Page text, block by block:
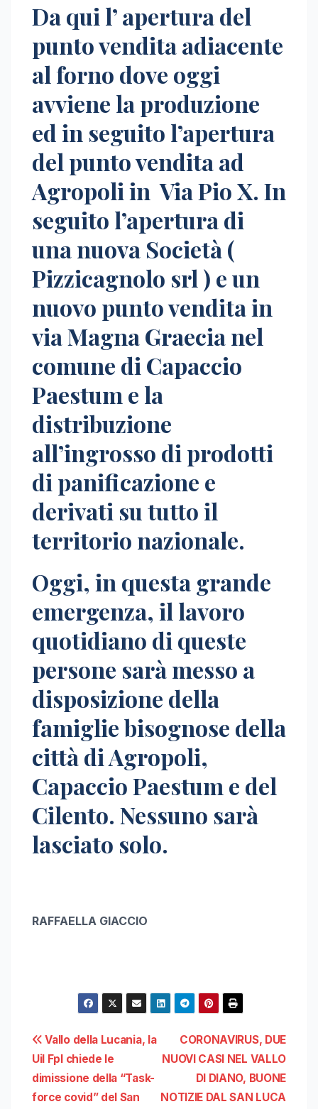
Da qui l’ apertura del
punto vendita adiacente
al forno dove oggi
avviene la produzione
ed in seguito l’apertura
del punto vendita ad
Agropoli in Via Pio X. In
seguito l’apertura di
una nuova Società (
Pizzicagnolo srl ) e un
nuovo punto vendita in
via Magna Graecia nel
comune di Capaccio
Paestum e la
distribuzione
all’ingrosso di prodotti
di panificazione e
derivati su tutto il
territorio nazionale.
Oggi, in questa grande
emergenza, il lavoro
quotidiano di queste
persone sarà messo a
disposizione della
famiglie bisognose della
città di Agropoli,
Capaccio Paestum e del
Cilento. Nessuno sarà
lasciato solo.
RAFFAELLA GIACCIO
Navigazione
articoli
CORONAVIRUS, DUE
NUOVI CASI NEL VALLO
DI DIANO, BUONE
NOTIZIE DAL SAN LUCA
Vallo della Lucania, la
Uil Fpl chiede le
dimissione della “Task-
force covid” del San